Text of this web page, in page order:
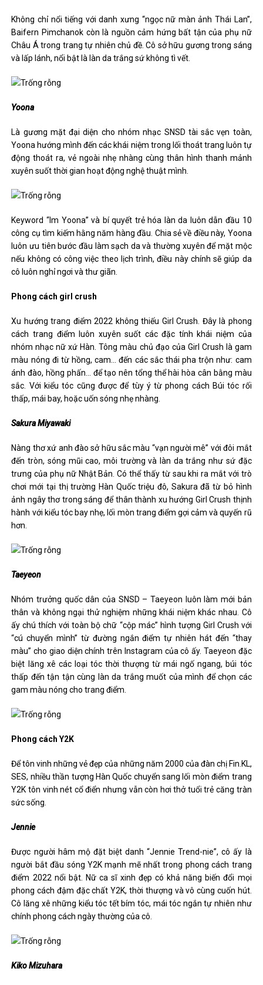
Không chỉ nổi tiếng với danh xưng “ngọc nữ màn ảnh Thái Lan”,
Baifern Pimchanok còn là nguồn cảm hứng bất tận của phụ nữ
Châu Á trong trang tự nhiên chủ đề. Cô sở hữu gương trong sáng
và lấp lánh, nổi bật là làn da trắng sứ không tì vết.
Yoona
Là gương mặt đại diện cho nhóm nhạc SNSD tài sắc vẹn toàn,
Yoona hướng mình đến các khái niệm trong lối thoát trang luôn tự
động thoát ra, vẻ ngoài nhẹ nhàng cùng thân hình thanh mảnh
xuyên suốt thời gian hoạt động nghệ thuật mình.
Keyword “Im Yoona” và bí quyết trẻ hóa làn da luôn dẫn đầu 10
công cụ tìm kiếm hằng năm hàng đầu. Chia sẻ về điều này, Yoona
luôn ưu tiên bước đầu làm sạch da và thường xuyên để mặt mộc
nếu không có công việc theo lịch trình, điều này chính sẽ giúp da
cô luôn nghỉ ngơi và thư giãn.
Phong cách girl crush
Xu hướng trang điểm 2022 không thiếu Girl Crush. Đây là phong
cách trang điểm luôn xuyên suốt các đặc tính khái niệm của
nhóm nhạc nữ xứ Hàn. Tông màu chủ đạo của Girl Crush là gam
màu nóng đi từ hồng, cam… đến các sắc thái pha trộn như: cam
ánh đào, hồng phấn… để tạo nên tổng thể hài hòa cân bằng màu
sắc. Với kiểu tóc cũng được để tùy ý từ phong cách Búi tóc rối
thấp, mái bay, hoặc uốn sóng nhẹ nhàng.
Sakura Miyawaki
Nàng thơ xứ anh đào sở hữu sắc màu “vạn người mê” với đôi mắt
đến tròn, sóng mũi cao, môi trường và làn da trắng như sứ đặc
trưng của phụ nữ Nhật Bản. Có thể thấy từ sau khi ra mắt với trò
chơi mới tại thị trường Hàn Quốc triệu đô, Sakura đã từ bỏ hình
ảnh ngây thơ trong sáng để thân thành xu hướng Girl Crush thịnh
hành với kiểu tóc bay nhẹ, lối mòn trang điểm gợi cảm và quyến rũ
hơn.
Taeyeon
Nhóm trưởng quốc dân của SNSD – Taeyeon luôn làm mới bản
thân và không ngại thử nghiệm những khái niệm khác nhau. Cô
ấy chú thích với toàn bộ chữ “cộp mác” hình tượng Girl Crush với
“cú chuyển mình” từ đường ngắn điểm tự nhiên hát đến “thay
màu” cho giao diện chính trên Instagram của cô ấy. Taeyeon đặc
biệt lăng xê các loại tóc thời thượng từ mái ngố ngang, búi tóc
thấp đến tận tận cùng làn da trắng muốt của mình để chọn các
gam màu nóng cho trang điểm.
Phong cách Y2K
Để tôn vinh những vẻ đẹp của những năm 2000 của đàn chị Fin.KL,
SES, nhiều thần tượng Hàn Quốc chuyển sang lối mòn điểm trang
Y2K tôn vinh nét cổ điển nhưng vẫn còn hơi thở tuổi trẻ căng tràn
sức sống.
Jennie
Được người hâm mộ đặt biệt danh “Jennie Trend-nie”, cô ấy là
người bắt đầu sóng Y2K mạnh mẽ nhất trong phong cách trang
điểm 2022 nổi bật. Nữ ca sĩ xinh đẹp có khả năng biến đổi mọi
phong cách đậm đặc chất Y2K, thời thượng và vô cùng cuốn hút.
Cô lăng xê những kiểu tóc tết bím tóc, mái tóc ngắn tự nhiên như
chính phong cách ngày thường của cô.
Kiko Mizuhara